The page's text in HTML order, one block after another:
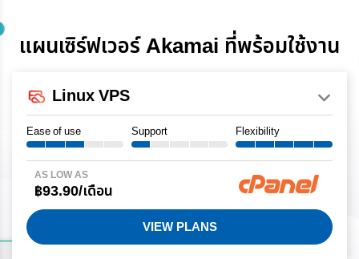
แผนเซิร์ฟเวอร์ Akamai ที่พร้อมใช้งาน
Linux VPS
Ease of use Support Flexibility
AS LOW AS
฿93.90/เดือน
VIEW PLANS